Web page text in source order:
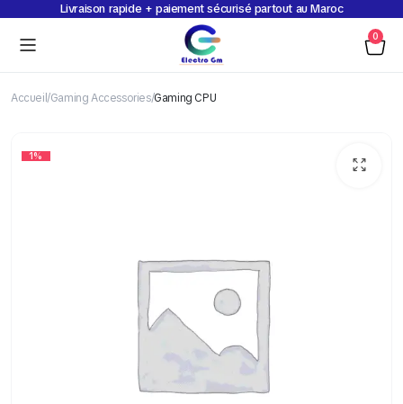
Livraison rapide + paiement sécurisé partout au Maroc
0
Accueil Gaming Accessories Gaming CPU
1%